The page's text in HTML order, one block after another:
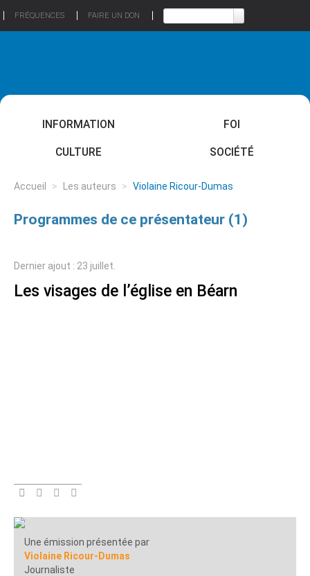
FRÉQUENCES FAIRE UN DON
INFORMATION FOI
CULTURE SOCIÉTÉ
Accueil > Les auteurs > Violaine Ricour-Dumas
Programmes de ce présentateur (1)
Dernier ajout : 23 juillet.
Les visages de l’église en Béarn
Une émission présentée par
Violaine Ricour-Dumas
Journaliste